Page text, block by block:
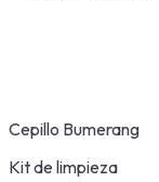
Cepillo Bumerang
Kit de limpieza